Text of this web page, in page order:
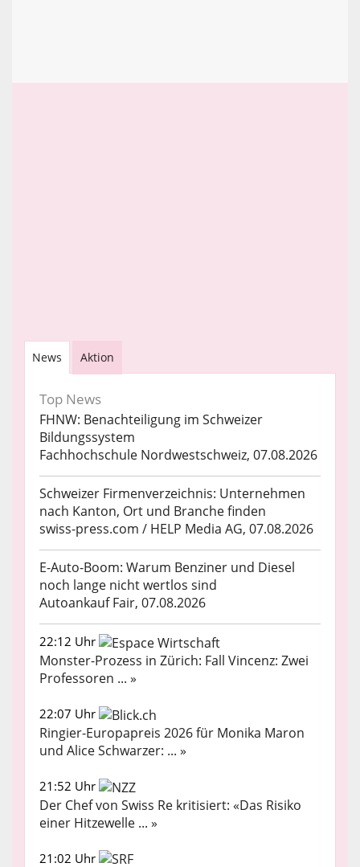
News Aktion
Top News
FHNW: Benachteiligung im Schweizer
Bildungssystem
Fachhochschule Nordwestschweiz, 07.08.2026
Schweizer Firmenverzeichnis: Unternehmen
nach Kanton, Ort und Branche finden
swiss-press.com / HELP Media AG, 07.08.2026
E-Auto-Boom: Warum Benziner und Diesel
noch lange nicht wertlos sind
Autoankauf Fair, 07.08.2026
22:12 Uhr
Monster-Prozess in Zürich: Fall Vincenz: Zwei
Professoren ... »
22:07 Uhr
Ringier-Europapreis 2026 für Monika Maron
und Alice Schwarzer: ... »
21:52 Uhr
Der Chef von Swiss Re kritisiert: «Das Risiko
einer Hitzewelle ... »
21:02 Uhr